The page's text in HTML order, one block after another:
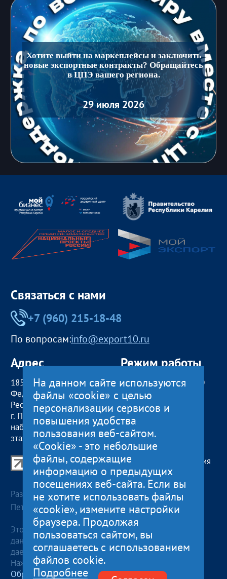
Хотите выйти на маркеплейсы и заключить
новые экспортные контракты? Обращайтесь
в ЦПЭ вашего региона.
29 июля 2026
Связаться с нами
+7 (960) 215-18-48
По вопросам:info@export10.ru
Адрес
185000, Российская
Федерация,
Республика Карелия
г. Петрозаводск,
наб. Гюллинга, 11 / 2
этаж, офис 2
Режим работы
пн — чт:09:00 — 18:00
пт:09:00 — 17:00
обед с 13:00 до 14:00
сб, вс
Центр поддержки экспорта Республики Карелия
© 2012—2024
Разработка и поддержка сайта — «Артлекс», г.
Петрозаводск
Этот сайт использует файлы cookies для хранения
данных. Продолжая использовать данный сайт, Вы
даете согласие на работу с этими файлами.
Нажимая кнопку «Отправить», я даю согласие на
Обработку персональных данных, в соответствии с
На данном сайте используются
файлы «cookie» с целью
персонализации сервисов и
повышения удобства
пользования веб-сайтом.
«Cookie» - это небольшие
файлы, содержащие
информацию о предыдущих
посещениях веб-сайта. Если вы
не хотите использовать файлы
«cookie», измените настройки
браузера. Продолжая
пользоваться сайтом, вы
соглашаетесь с использованием
файлов cookie.
Подробнее